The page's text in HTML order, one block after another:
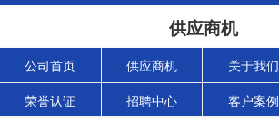
供应商机
公司首页 供应商机 关于我们
荣誉认证 招聘中心 客户案例